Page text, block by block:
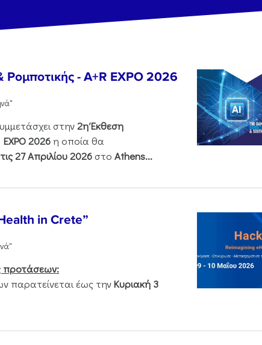
- A+R EXPO 2026
στην2η Έκθεση
2026η οποία θα
27 Απριλίου 2026 στο Athens...
in Crete”
προτάσεων:
παρατείνεται έως τηνΚυριακή 3